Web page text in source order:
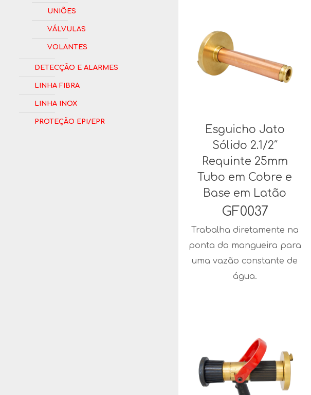
Esguicho Jato
Sólido 2.1/2″
Requinte 25mm
Tubo em Cobre e
Base em Latão
GF0037
Trabalha diretamente na
ponta da mangueira para
uma vazão constante de
água.
Uniões
Válvulas
Volantes
Detecção e Alarmes
Linha Fibra
Linha Inox
Proteção EPI/EPR